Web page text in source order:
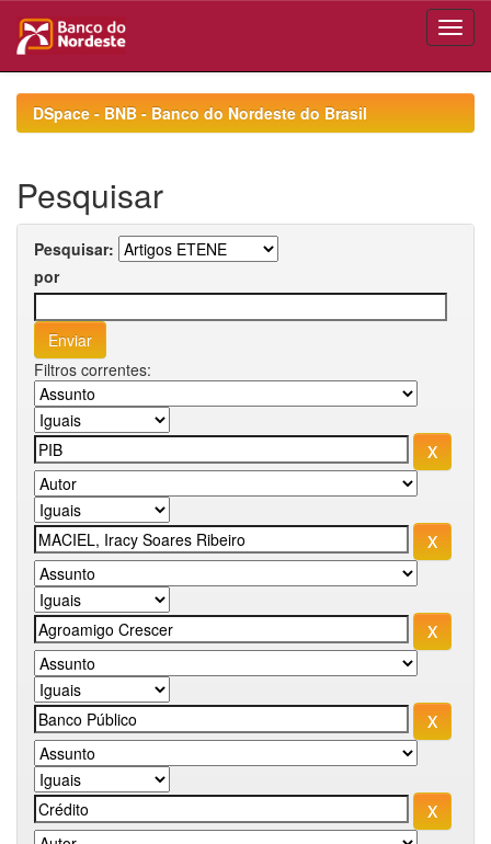
navigationDSpace - BNB - Banco do Nordeste do Brasil
Pesquisar
Pesquisar:
por
Filtros correntes: